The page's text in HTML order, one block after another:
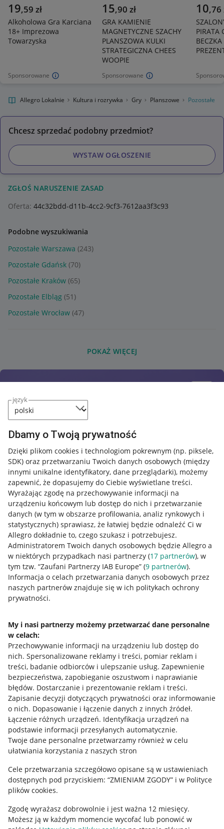
język
Dbamy o Twoją prywatność
Dzięki plikom cookies i technologiom pokrewnym (np. piksele,
SDK) oraz przetwarzaniu Twoich danych osobowych (między
innymi unikalne identyfikatory, dane przeglądarki), możemy
zapewnić, że dopasujemy do Ciebie wyświetlane treści.
Wyrażając zgodę na przechowywanie informacji na
urządzeniu końcowym lub dostęp do nich i przetwarzanie
danych (w tym w obszarze profilowania, analiz rynkowych i
statystycznych) sprawiasz, że łatwiej będzie odnaleźć Ci w
Allegro dokładnie to, czego szukasz i potrzebujesz.
Administratorem Twoich danych osobowych będzie Allegro a
w niektórych przypadkach nasi partnerzy (17 partnerów), w
tym tzw. “Zaufani Partnerzy IAB Europe” (9 partnerów).
Informacja o celach przetwarzania danych osobowych przez
naszych partnerów znajduje się w ich politykach ochrony
prywatności.
My i nasi partnerzy możemy przetwarzać dane personalne
w celach:
Przechowywanie informacji na urządzeniu lub dostęp do
nich. Spersonalizowane reklamy i treści, pomiar reklam i
treści, badanie odbiorców i ulepszanie usług. Zapewnienie
bezpieczeństwa, zapobieganie oszustwom i naprawianie
błędów. Dostarczanie i prezentowanie reklam i treści.
Zapisanie decyzji dotyczących prywatności oraz informowanie
o nich. Dopasowanie i łączenie danych z innych źródeł.
Łączenie różnych urządzeń. Identyfikacja urządzeń na
podstawie informacji przesyłanych automatycznie.
Twoje dane personalne przetwarzamy również w celu
ułatwiania korzystania z naszych stron
Cele przetwarzania szczegółowo opisane są w ustawieniach
dostępnych pod przyciskiem: “ZMIENIAM ZGODY” i w Polityce
plików cookies.
Zgodę wyrażasz dobrowolnie i jest ważna 12 miesięcy.
Możesz ją w każdym momencie wycofać lub ponowić w
Sponsorowane
19,59 zł
Alkoholowa Gra Karciana
18+ Imprezowa
Towarzyska
Sponsorowane
15,90 zł
GRA KAMIENIE
MAGNETYCZNE SZACHY
PLANSZOWA KULKI
STRATEGICZNA CHEES
WOOPIE
10,76
PIRATA
Allegro Lokalnie Kultura i rozrywka Gry Planszowe Pozostałe
Chcesz sprzedać podobny przedmiot?
WYSTAW OGŁOSZENIE
ZGŁOŚ NARUSZENIE ZASAD
Oferta: 44c32bdd-d11b-4cc2-9cf3-7612aa3f3c93
Podobne wyszukiwania
Pozostałe Warszawa (243)
Pozostałe Gdańsk (70)
Pozostałe Kraków (65)
Pozostałe Elbląg (51)
Pozostałe Wrocław (47)
POKAŻ WIĘCEJ
Przydatne informacje
Jak to działa
Allegro Gadane dla sprzedających
Allegro Gadane dla kupujących
Mapa miejscowości
Informacje prawne
Regulamin
Polityka plików "cookies"
Ustawienia plików "cookies"
Udostępnianie lokalizacji
Informacje dla Aktu o Usługach Cyfrowych
Pobierz aplikację